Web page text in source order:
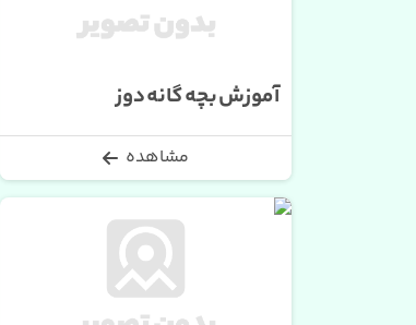
آموزش بچه گانه دوز
مشاهده